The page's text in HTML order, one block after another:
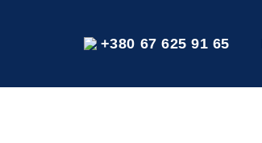
+380 67 625 91 65